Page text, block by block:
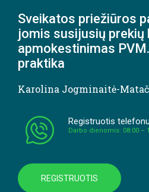
Sveikatos priežiūros
jomis susijusių prekių
apmokestinimas
praktika
Karolina Jogminaitė-
Registruotis telefonu
Darbo dienomis: 08:00 –
REGISTRUOTIS